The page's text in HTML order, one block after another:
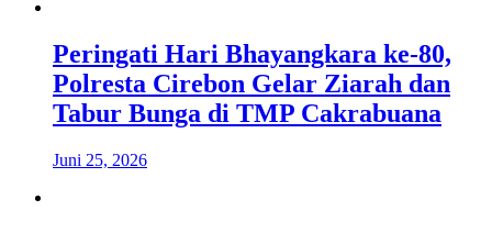
Peringati Hari Bhayangkara ke-80,
Polresta Cirebon Gelar Ziarah dan
Tabur Bunga di TMP Cakrabuana
Juni 25, 2026